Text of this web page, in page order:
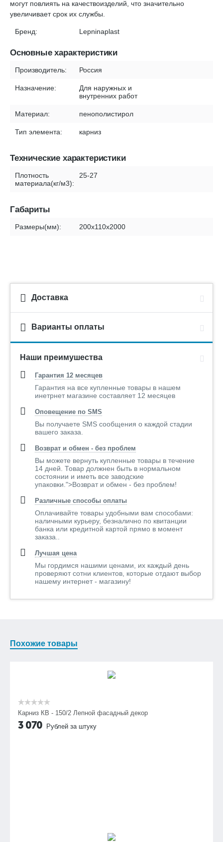
могут повлиять на качествоизделий, что значительно
увеличивает срок их службы.
Бренд: Lepninaplast
Основные характеристики
Производитель: Россия
Назначение:
Для наружных и
внутренних работ
Материал: пенополистирол
Тип элемента: карниз
Технические характеристики
Плотность
материала(кг/м3):
25-27
Габариты
Размеры(мм): 200х110х2000
Доставка
Варианты оплаты
Наши преимушества
Гарантия 12 месяцев
Гарантия на все купленные товары в нашем
инетрнет магазине составляет 12 месяцев
Оповещение по SMS
Вы получаете SMS сообщения о каждой стадии
вашего заказа.
Возврат и обмен - без проблем
Вы можете вернуть купленные товары в течение
14 дней. Товар должнен быть в нормальном
состоянии и иметь все заводские
упаковки.">Возврат и обмен - без проблем!
Различные способы оплаты
Оплачивайте товары удобными вам способами:
наличными курьеру, безналично по квитанции
банка или кредитной картой прямо в момент
заказа..
Лучшая цена
Мы гордимся нашими ценами, их каждый день
проверяют сотни клиентов, которые отдают выбор
нашему интернет - магазину!
Похожие товары
Карниз КВ - 150/2 Лепной фасадный декор
3 070 Рублей за штуку